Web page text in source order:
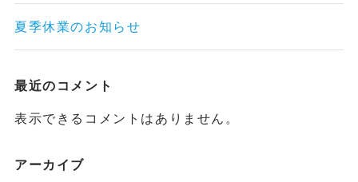
夏季休業のお知らせ
最近のコメント
表示できるコメントはありません。
アーカイブ